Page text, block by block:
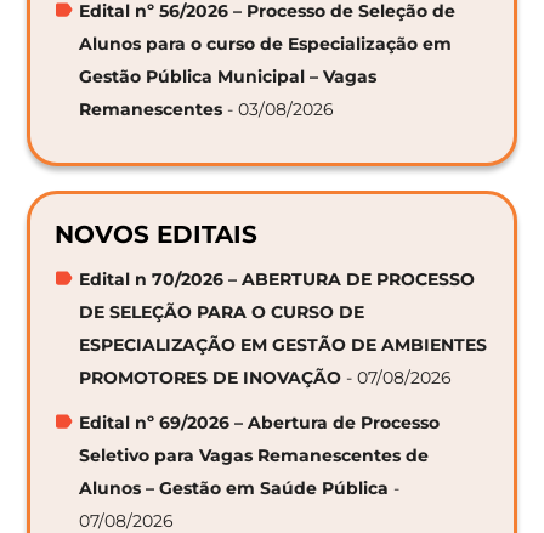
Edital nº 56/2026 – Processo de Seleção de
Alunos para o curso de Especialização em
Gestão Pública Municipal – Vagas
Remanescentes - 03/08/2026
NOVOS EDITAIS
Edital n 70/2026 – ABERTURA DE PROCESSO
DE SELEÇÃO PARA O CURSO DE
ESPECIALIZAÇÃO EM GESTÃO DE AMBIENTES
PROMOTORES DE INOVAÇÃO - 07/08/2026
Edital nº 69/2026 – Abertura de Processo
Seletivo para Vagas Remanescentes de
Alunos – Gestão em Saúde Pública -
07/08/2026